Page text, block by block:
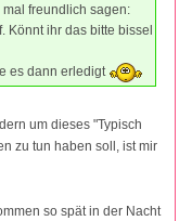
freundlich sagen:
Könnt ihr das bitte bissel
es dann erledigt
um dieses "Typisch
zu tun haben soll, ist mir
so spät in der Nacht